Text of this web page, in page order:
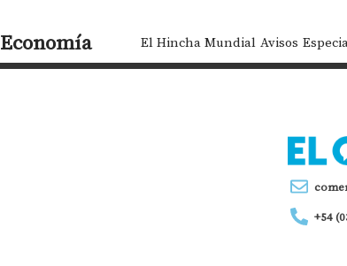
Economía El Hincha Mundial Avisos
+54